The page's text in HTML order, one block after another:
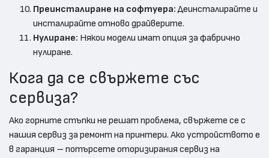
Преинсталиране на софтуера: Деинсталирайте и
инсталирайте отново драйверите.
Нулиране: Някои модели имат опция за фабрично
нулиране.
Кога да се свържете със
сервиза?
Ако горните стъпки не решат проблема, свържете се с
нашия сервиз за ремонт на принтери. Ако устройството е
в гаранция – потърсете оторизирания сервиз на